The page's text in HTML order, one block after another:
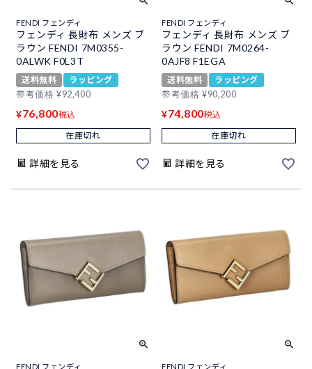
FENDI フェンディ
フェンディ 長財布 メンズ ブ
ラウン FENDI 7M0355-
0ALWK F0L3T
送料無料
ラッピング
参考価格 ¥92,400
¥76,800税込
在庫切れ
詳細を見る
FENDI フェンディ
フェンディ 長財布 メンズ ブ
ラウン FENDI 7M0264-
0AJF8 F1EGA
送料無料
ラッピング
参考価格 ¥90,200
¥74,800税込
在庫切れ
詳細を見る
FENDI フェンディ FENDI フェンディ